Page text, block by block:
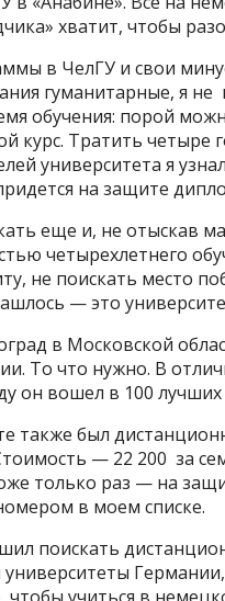
хватит, чтобы
в ЧелГУ и свои
гуманитарные, я
обучения: порой
курс. Тратить
университета я
на защите
еще и, не отыскав
четырехлетнего
не поискать место
— это
в Московской
То что нужно. В
он вошел в 100 лучших
также был
— 22 200 за
только раз — на
в моем списке.
поискать
университеты